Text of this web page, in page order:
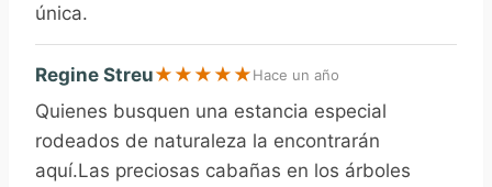
única.
Regine Streu★ ★ ★ ★ ★Hace un año
Quienes busquen una estancia especial
rodeados de naturaleza la encontrarán
aquí.Las preciosas cabañas en los árboles